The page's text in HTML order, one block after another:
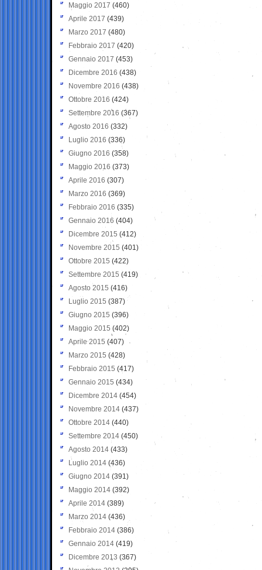
Maggio 2017 (460)
Aprile 2017 (439)
Marzo 2017 (480)
Febbraio 2017 (420)
Gennaio 2017 (453)
Dicembre 2016 (438)
Novembre 2016 (438)
Ottobre 2016 (424)
Settembre 2016 (367)
Agosto 2016 (332)
Luglio 2016 (336)
Giugno 2016 (358)
Maggio 2016 (373)
Aprile 2016 (307)
Marzo 2016 (369)
Febbraio 2016 (335)
Gennaio 2016 (404)
Dicembre 2015 (412)
Novembre 2015 (401)
Ottobre 2015 (422)
Settembre 2015 (419)
Agosto 2015 (416)
Luglio 2015 (387)
Giugno 2015 (396)
Maggio 2015 (402)
Aprile 2015 (407)
Marzo 2015 (428)
Febbraio 2015 (417)
Gennaio 2015 (434)
Dicembre 2014 (454)
Novembre 2014 (437)
Ottobre 2014 (440)
Settembre 2014 (450)
Agosto 2014 (433)
Luglio 2014 (436)
Giugno 2014 (391)
Maggio 2014 (392)
Aprile 2014 (389)
Marzo 2014 (436)
Febbraio 2014 (386)
Gennaio 2014 (419)
Dicembre 2013 (367)